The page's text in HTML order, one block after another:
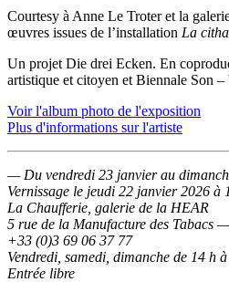
Courtesy à Anne Le Troter et la
œuvres issues de l’installation La
Un projet Die drei Ecken. En
artistique et citoyen et Biennale Son –
Voir l'album photo de l'exposition
Plus d'informations sur l'artiste
— Du vendredi 23 janvier au
Vernissage le jeudi 22 janvier 2026 à
La Chaufferie, galerie de la HEAR
5 rue de la Manufacture des Tabacs
+33 (0)3 69 06 37 77
Vendredi, samedi, dimanche de 14 h
Entrée libre